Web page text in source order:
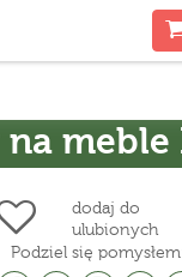
meble
dodaj do
ulubionych
Podziel się